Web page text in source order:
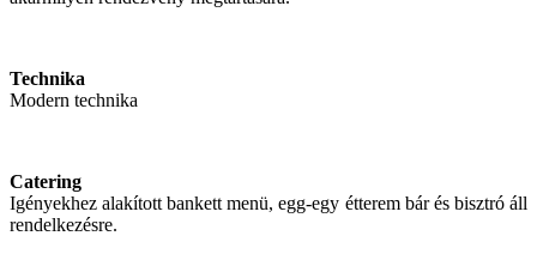
Technika
Modern technika
Catering
Igényekhez alakított bankett menü, egg-egy étterem bár és bisztró áll
rendelkezésre.